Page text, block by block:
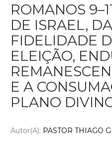
ROMANOS
DE ISRAEL,
FIDELIDADE
ELEIÇÃO,
E A
PLANO
Autor(a): PASTOR THIAGO